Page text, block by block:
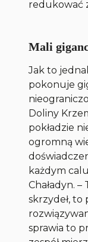
redukować
Mali
Jak to
pokonuje
Doliny
pokładzie
ogromną
każdym
Chaładyn.
skrzydeł, to
sprawia to